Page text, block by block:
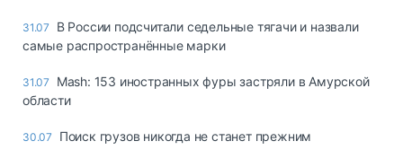
31.07
В России подсчитали седельные тягачи и назвали
самые распространённые марки
31.07
Mash: 153 иностранных фуры застряли в Амурской
области
30.07 Поиск грузов никогда не станет прежним